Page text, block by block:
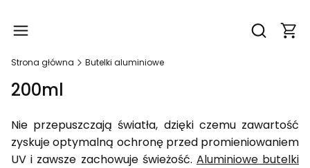
Otwórz
Strona główna Butelki aluminiowe
200ml
Nie przepuszczają światła, dzięki czemu zawartość
zyskuje optymalną ochronę przed promieniowaniem
UV i zawsze zachowuje świeżość. Aluminiowe butelki